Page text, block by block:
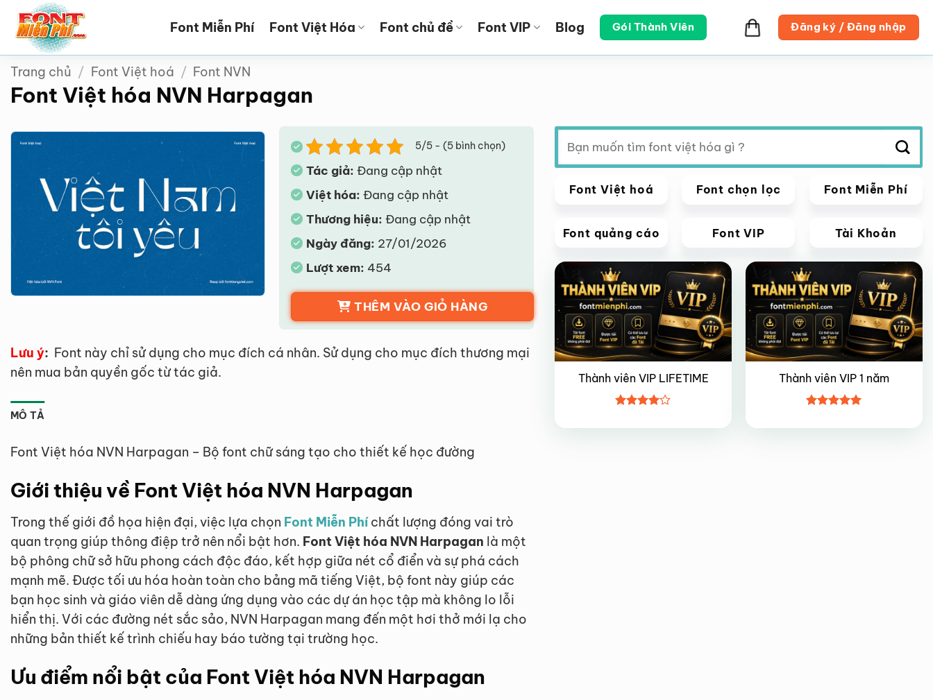
qua
dung
Font Miễn Phí Font Việt Hóa Font chủ đề Font VIP Blog Gói Thành Viên Đăng ký / Đăng nhập
Trang chủ / Font Việt hoá / Font NVN
Font Việt hóa NVN Harpagan
5/5 - (5 bình chọn)
Tác giả: Đang cập nhật
Việt hóa: Đang cập nhật
Thương hiệu: Đang cập nhật
Ngày đăng: 27/01/2026
Lượt xem: 454
THÊM VÀO GIỎ HÀNG
Lưu ý: Font này chỉ sử dụng cho mục đích cá nhân. Sử dụng cho mục đích thương mại
nên mua bản quyền gốc từ tác giả.
MÔ TẢ
Font Việt hóa NVN Harpagan – Bộ font chữ sáng tạo cho thiết kế học đường
Giới thiệu về Font Việt hóa NVN Harpagan
Trong thế giới đồ họa hiện đại, việc lựa chọn Font Miễn Phíchất lượng đóng vai trò
quan trọng giúp thông điệp trở nên nổi bật hơn. Font Việt hóa NVN Harpagan là một
bộ phông chữ sở hữu phong cách độc đáo, kết hợp giữa nét cổ điển và sự phá cách
mạnh mẽ. Được tối ưu hóa hoàn toàn cho bảng mã tiếng Việt, bộ font này giúp các
bạn học sinh và giáo viên dễ dàng ứng dụng vào các dự án học tập mà không lo lỗi
hiển thị. Với các đường nét sắc sảo, NVN Harpagan mang đến một hơi thở mới lạ cho
những bản thiết kế trình chiếu hay báo tường tại trường học.
Ưu điểm nổi bật của Font Việt hóa NVN Harpagan
Tìm
kiếm:
Font Việt hoá Font chọn lọc Font Miễn Phí
Font quảng cáo Font VIP Tài Khoản
Giảm giá!
Thành viên VIP LIFETIME
xếp hạng
Giảm giá!
Thành viên VIP 1 năm
hạng55